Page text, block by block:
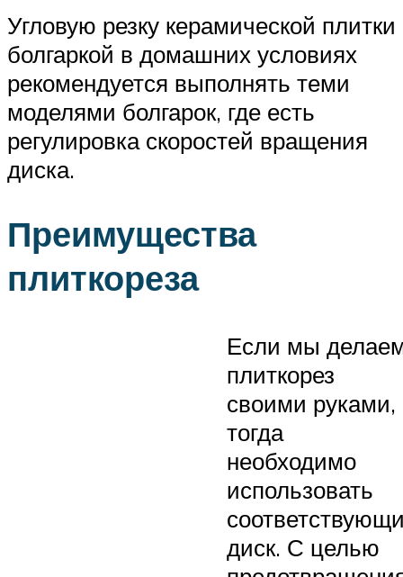
Угловую резку керамической плитки
болгаркой в домашних условиях
рекомендуется выполнять теми
моделями болгарок, где есть
регулировка скоростей вращения
диска.
Преимущества
плиткореза
Если мы
плиткорез
своими руками,
тогда
необходимо
использовать
диск. С целью